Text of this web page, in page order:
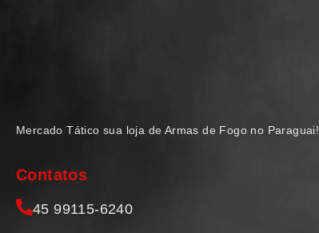
Mercado Tático sua loja de Armas de Fogo no Paraguai!
Contatos
45 99115-6240